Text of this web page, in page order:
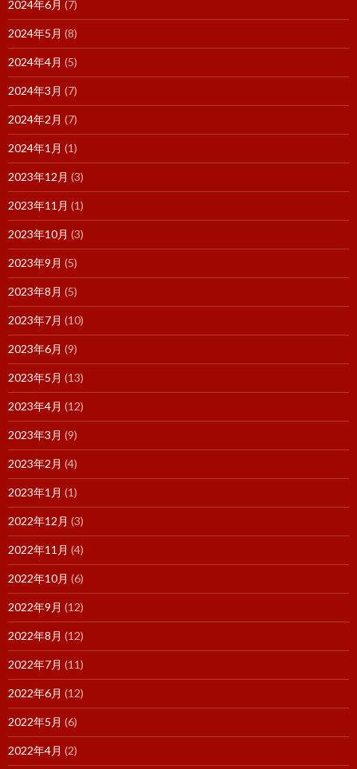
2024年6月 (7)
2024年5月 (8)
2024年4月 (5)
2024年3月 (7)
2024年2月 (7)
2024年1月 (1)
2023年12月 (3)
2023年11月 (1)
2023年10月 (3)
2023年9月 (5)
2023年8月 (5)
2023年7月 (10)
2023年6月 (9)
2023年5月 (13)
2023年4月 (12)
2023年3月 (9)
2023年2月 (4)
2023年1月 (1)
2022年12月 (3)
2022年11月 (4)
2022年10月 (6)
2022年9月 (12)
2022年8月 (12)
2022年7月 (11)
2022年6月 (12)
2022年5月 (6)
2022年4月 (2)